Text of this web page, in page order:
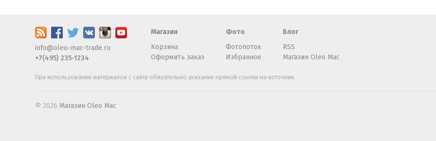
info@oleo-mac-trade.ru
+7(495) 235-1234
Магазин
Корзина
Оформить заказ
Фото
Фотопоток
Избранное
Блог
RSS
Магазин Oleo Mac
При использовании материалов с сайта обязательно указание прямой ссылки на источник.
© 2026 Магазин Oleo Mac